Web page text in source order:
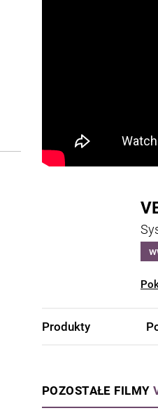
Produkty
POZOSTAŁE FILMY